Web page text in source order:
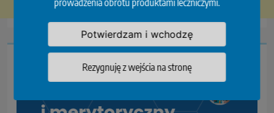
Potwierdzam i wchodzę
Rezygnuję z wejścia na stronę